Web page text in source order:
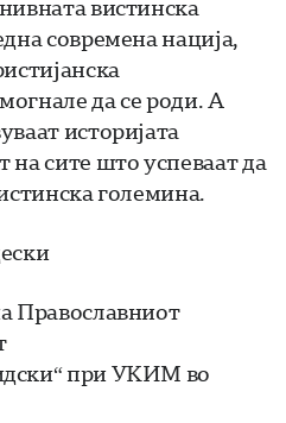
вистинска
современа нација,
да се роди. А
историјата
на сите што успеваат да
големина.
Православниот
при УКИМ во